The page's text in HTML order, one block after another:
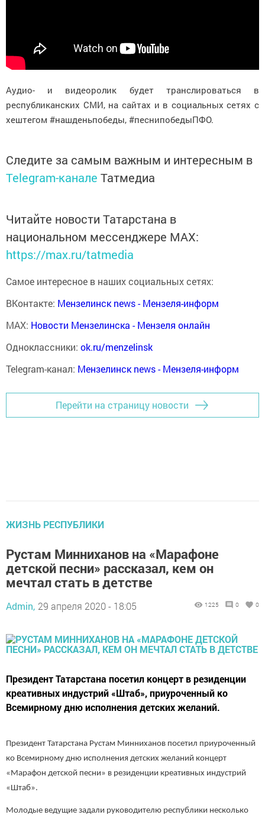
Аудио- и видеоролик будет транслироваться в
республиканских СМИ, на сайтах и в социальных сетях с
хештегом #нашденьпобеды, #песнипобедыПФО.
Следите за самым важным и интересным в
Telegram-канале Татмедиа
Читайте новости Татарстана в
национальном мессенджере MАХ:
https://max.ru/tatmedia
Самое интересное в наших социальных сетях:
ВКонтакте: Мензелинск news - Мензеля-информ
MAX: Новости Мензелинска - Мензеля онлайн
Одноклассники: ok.ru/menzelinsk
Telegram-канал: Мензелинск news - Мензеля-информ
Перейти на страницу новости
ЖИЗНЬ РЕСПУБЛИКИ
Рустам Минниханов на «Марафоне
детской песни» рассказал, кем он
мечтал стать в детстве
Admin, 29 апреля 2020 - 18:05 1225 0 0
Президент Татарстана посетил концерт в резиденции
креативных индустрий «Штаб», приуроченный ко
Всемирному дню исполнения детских желаний.
Президент Татарстана Рустам Минниханов посетил приуроченный
ко Всемирному дню исполнения детских желаний концерт
«Марафон детской песни» в резиденции креативных индустрий
«Штаб».
Молодые ведущие задали руководителю республики несколько